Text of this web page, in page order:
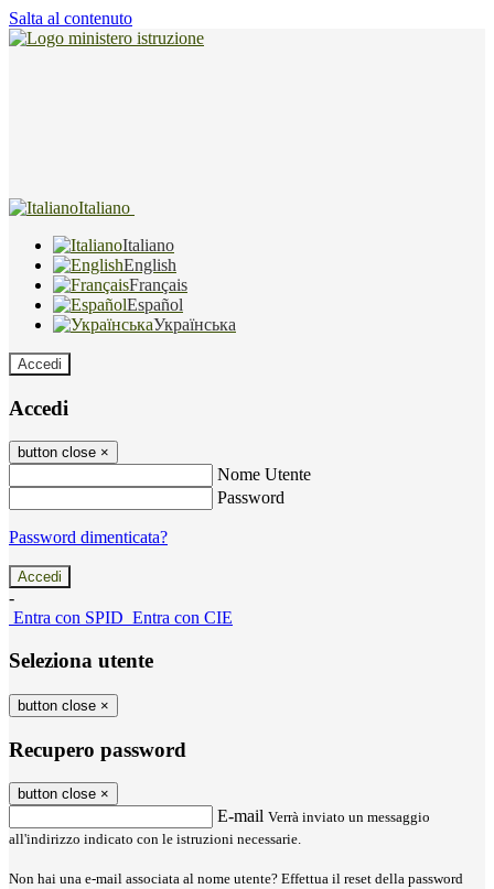
Salta al contenuto
Italiano
Italiano
English
Français
Español
Українська
Accedi
Accedi
button close ×
Nome Utente
Password
Password dimenticata?
-
Entra con SPID Entra con CIE
Seleziona utente
button close ×
Recupero password
button close ×
E-mail Verrà inviato un messaggio
all'indirizzo indicato con le istruzioni necessarie.
Non hai una e-mail associata al nome utente? Effettua il reset della password